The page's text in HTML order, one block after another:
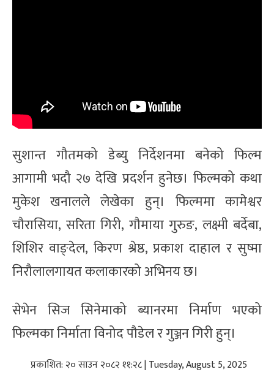
सुशान्त गौतमको डेब्यु निर्देशनमा बनेको फिल्म
आगामी भदौ २७ देखि प्रदर्शन हुनेछ। फिल्मको कथा
मुकेश खनालले लेखेका हुन्। फिल्ममा कामेश्वर
चौरासिया, सरिता गिरी, गौमाया गुरुङ, लक्ष्मी बर्देबा,
शिशिर वाङ्देल, किरण श्रेष्ठ, प्रकाश दाहाल र सुष्मा
निरौलालगायत कलाकारको अभिनय छ।
सेभेन सिज सिनेमाको ब्यानरमा निर्माण भएको
फिल्मका निर्माता विनोद पौडेल र गुञ्जन गिरी हुन्।
प्रकाशित: २० साउन २०८२ ११:२८ | Tuesday, August 5, 2025